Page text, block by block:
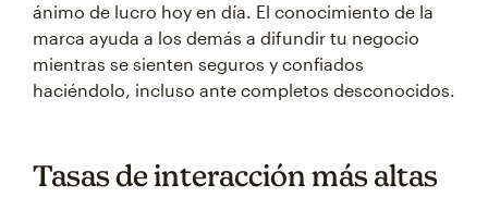
ánimo de lucro hoy en día. El conocimiento de la
marca ayuda a los demás a difundir tu negocio
mientras se sienten seguros y confiados
haciéndolo, incluso ante completos desconocidos.
Tasas de interacción más altas